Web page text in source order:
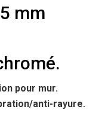
mm
pour mur.
anti-rayure.